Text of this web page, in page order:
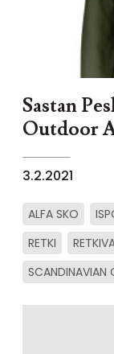
Sastan
Outdoor
3.2.2021
ALFA SKO
RETKI
SCANDINAVIAN